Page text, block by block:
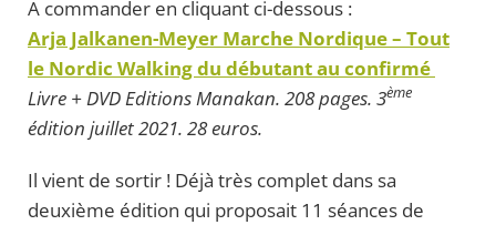
A commander en cliquant ci-dessous :
Arja Jalkanen-Meyer Marche Nordique – Tout
le Nordic Walking du débutant au confirmé
Livre + DVD Editions Manakan. 208 pages. 3ème
édition juillet 2021. 28 euros.
Il vient de sortir ! Déjà très complet dans sa
deuxième édition qui proposait 11 séances de